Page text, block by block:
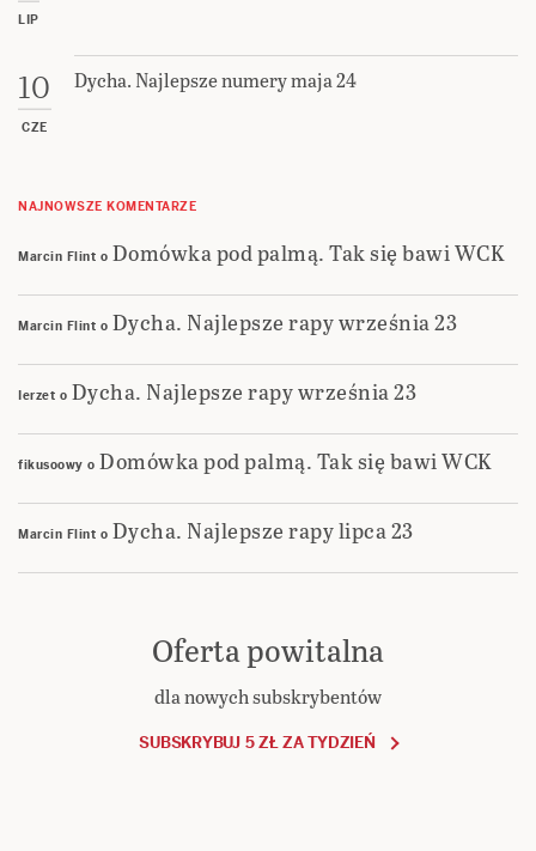
LIP
10
CZE
Dycha. Najlepsze numery maja 24
NAJNOWSZE KOMENTARZE
Marcin Flint o Domówka pod palmą. Tak się bawi WCK
Marcin Flint o Dycha. Najlepsze rapy września 23
Ierzet o Dycha. Najlepsze rapy września 23
fikusoowy o Domówka pod palmą. Tak się bawi WCK
Marcin Flint o Dycha. Najlepsze rapy lipca 23
Oferta powitalna
dla nowych subskrybentów
SUBSKRYBUJ 5 ZŁ ZA TYDZIEŃ